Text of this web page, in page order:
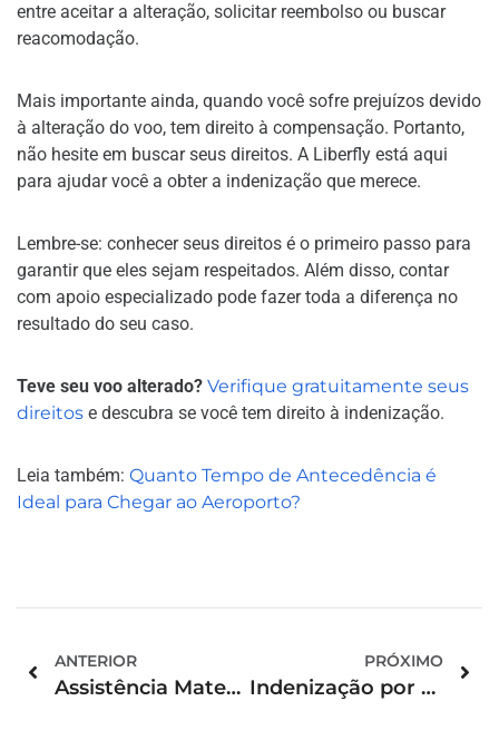
entre aceitar a alteração, solicitar reembolso ou buscar
reacomodação.
Mais importante ainda, quando você sofre prejuízos devido
à alteração do voo, tem direito à compensação. Portanto,
não hesite em buscar seus direitos. A Liberfly está aqui
para ajudar você a obter a indenização que merece.
Lembre-se: conhecer seus direitos é o primeiro passo para
garantir que eles sejam respeitados. Além disso, contar
com apoio especializado pode fazer toda a diferença no
resultado do seu caso.
Teve seu voo alterado? Verifique gratuitamente seus
direitos e descubra se você tem direito à indenização.
Leia também: Quanto Tempo de Antecedência é
Ideal para Chegar ao Aeroporto?
ANTERIOR
Assistência Material: Seus Direitos em Casos de Atraso
PRÓXIMO
Indenização por Problemas em Voos: Valores Médios por Situação